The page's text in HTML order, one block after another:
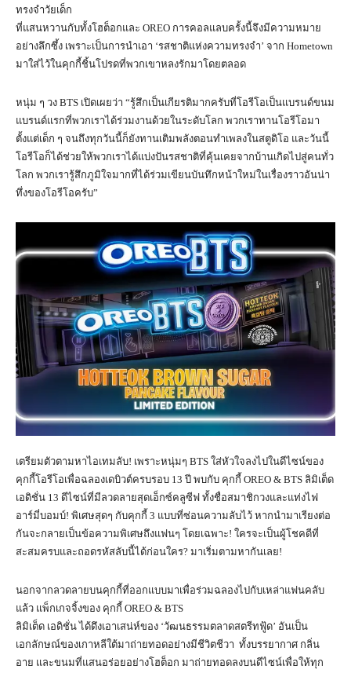
ทรงจำวัยเด็ก
ที่แสนหวานกับทั้งโฮต็อกและ OREO การคอลแลบครั้งนี้จึงมีความหมาย
อย่างลึกซึ้ง เพราะเป็นการนำเอา ‘รสชาติแห่งความทรงจำ’ จาก Hometown
มาใส่ไว้ในคุกกี้ชิ้นโปรดที่พวกเขาหลงรักมาโดยตลอด
หนุ่ม ๆ วง BTS เปิดเผยว่า “รู้สึกเป็นเกียรติมากครับที่โอรีโอเป็นแบรนด์ขนม
แบรนด์แรกที่พวกเราได้ร่วมงานด้วยในระดับโลก พวกเราทานโอรีโอมา
ตั้งแต่เด็ก ๆ จนถึงทุกวันนี้ก็ยังทานเติมพลังตอนทำเพลงในสตูดิโอ และวันนี้
โอรีโอก็ได้ช่วยให้พวกเราได้แบ่งปันรสชาติที่คุ้นเคยจากบ้านเกิดไปสู่คนทั่ว
โลก พวกเรารู้สึกภูมิใจมากที่ได้ร่วมเขียนบันทึกหน้าใหม่ในเรื่องราวอันน่า
ทึ่งของโอรีโอครับ”
เตรียมตัวตามหาไอเทมลับ! เพราะหนุ่มๆ BTS ใส่หัวใจลงไปในดีไซน์ของ
คุกกี้โอรีโอเพื่อฉลองเดบิวต์ครบรอบ 13 ปี พบกับ คุกกี้ OREO & BTS ลิมิเต็ด
เอดิชั่น 13 ดีไซน์ที่มีลวดลายสุดเอ็กซ์คลูซีฟ ทั้งชื่อสมาชิกวงและแท่งไฟ
อาร์มี่บอมบ์! พิเศษสุดๆ กับคุกกี้ 3 แบบที่ซ่อนความลับไว้ หากนำมาเรียงต่อ
กันจะกลายเป็นข้อความพิเศษถึงแฟนๆ โดยเฉพาะ! ใครจะเป็นผู้โชคดีที่
สะสมครบและถอดรหัสลับนี้ได้ก่อนใคร? มาเริ่มตามหากันเลย!
นอกจากลวดลายบนคุกกี้ที่ออกแบบมาเพื่อร่วมฉลองไปกับเหล่าแฟนคลับ
แล้ว แพ็กเกจจิ้งของ คุกกี้ OREO & BTS
ลิมิเต็ด เอดิชั่น ได้ดึงเอาเสน่ห์ของ ‘วัฒนธรรมตลาดสตรีทฟู้ด’ อันเป็น
เอกลักษณ์ของเกาหลีใต้มาถ่ายทอดอย่างมีชีวิตชีวา ทั้งบรรยากาศ กลิ่น
อาย และขนมที่แสนอร่อยอย่างโฮต็อก มาถ่ายทอดลงบนดีไซน์เพื่อให้ทุก